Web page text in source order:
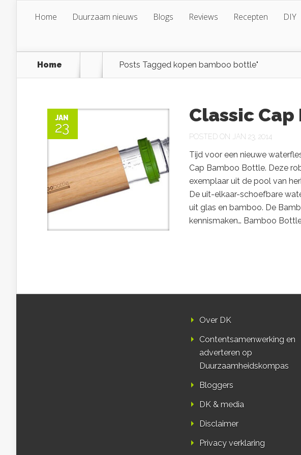
Home Duurzaam nieuws Blogs Reviews Recepten DIY
Home Posts Tagged kopen bamboo bottle"
JAN
23
Classic
POSTED ON JAN 23, 2014
Tijd voor een nieuwe
Cap Bamboo Bottle. Deze
exemplaar uit de pool van
De uit-elkaar-schoefbare
uit glas en bamboo. De
kennismaken… Bamboo
Over DK
Contentsamenwerking en
adverteren op
Duurzaamheidskompas
Bloggers
DK & media
Disclaimer
Privacy verklaring